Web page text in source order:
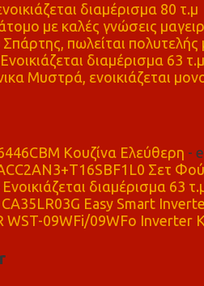
διαμέρισμα 80 τ.μ
με καλές γνώσεις
πωλείται πολυτελής
διαμέρισμα 63 τ.μ
Μυστρά, ενοικιάζεται
Κουζίνα Ελεύθερη -
Σετ
διαμέρισμα 63
Easy Smart
WST-09WFi/09WFo Inverter